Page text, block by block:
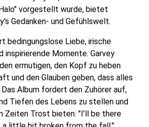
vorgestellt wurde, bietet
Gedanken- und Gefühlswelt.
bedingungslose Liebe, irische
inspirierende Momente. Garvey
ermutigen, den Kopf zu heben
und den Glauben geben, dass alles
Album fordert den Zuhörer auf,
Tiefen des Lebens zu stellen und
Zeiten Trost bieten: "I’ll be there